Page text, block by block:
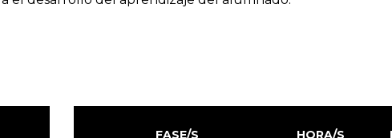
FASE/S HORA/S